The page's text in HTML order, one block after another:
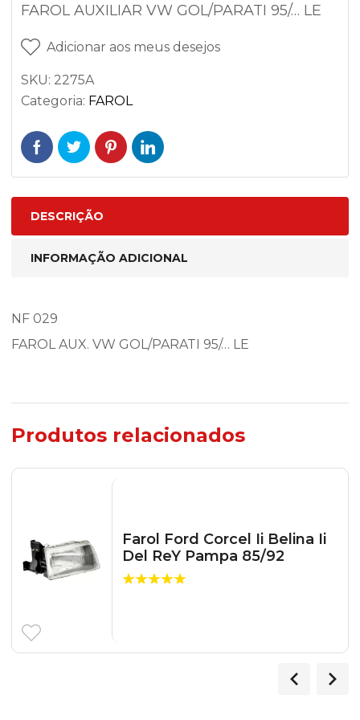
FAROL AUXILIAR VW GOL/PARATI 95/… LE
Adicionar aos meus desejos
SKU: 2275A
Categoria: FAROL
DESCRIÇÃO
INFORMAÇÃO ADICIONAL
NF 029
FAROL AUX. VW GOL/PARATI 95/… LE
Produtos relacionados
Farol Ford Corcel Ii Belina Ii
Del ReY Pampa 85/92